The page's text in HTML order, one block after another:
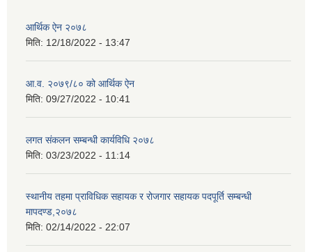
आर्थिक ऐन २०७८
मिति: 12/18/2022 - 13:47
आ.व. २०७९/८० को आर्थिक ऐन
मिति: 09/27/2022 - 10:41
लगत संकलन सम्बन्धी कार्यविधि २०७८
मिति: 03/23/2022 - 11:14
स्थानीय तहमा प्राविधिक सहायक र रोजगार सहायक पदपूर्ति सम्बन्धी
मापदण्ड,२०७८
मिति: 02/14/2022 - 22:07